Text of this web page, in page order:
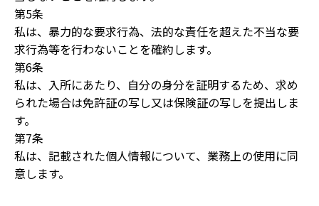
第5条
私は、暴力的な要求行為、法的な責任を超えた不当な要
求行為等を行わないことを確約します。
第6条
私は、入所にあたり、自分の身分を証明するため、求め
られた場合は免許証の写し又は保険証の写しを提出しま
す。
第7条
私は、記載された個人情報について、業務上の使用に同
意します。